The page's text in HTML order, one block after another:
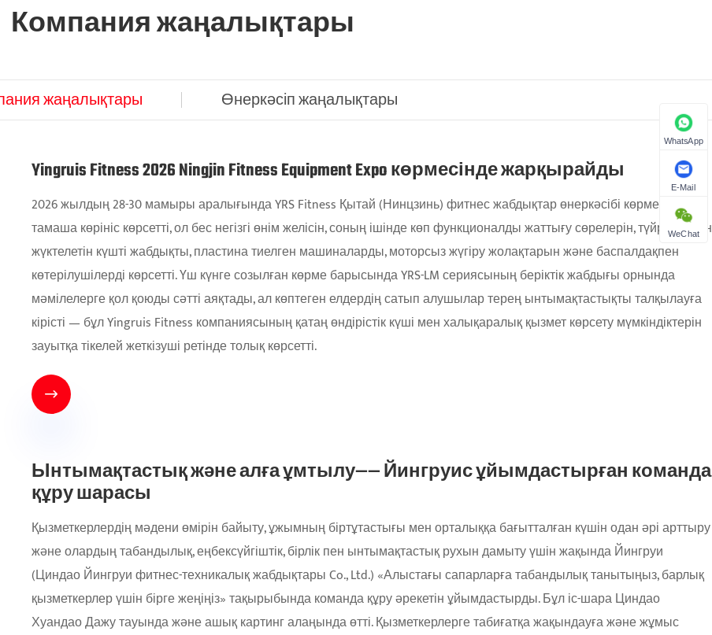
Компания жаңалықтары
жаңалықтары Өнеркәсіп жаңалықтары
Yingruis Fitness 2026 Ningjin Fitness Equipment Expo көрмесінде жарқырайды
2026 жылдың 28-30 мамыры аралығында YRS Fitness Қытай (Нинцзинь) фитнес жабдықтар өнеркәсібі көрмесінде
тамаша көрініс көрсетті, ол бес негізгі өнім желісін, соның ішінде көп функционалды жаттығу сөрелерін, түйреуішпен
жүктелетін күшті жабдықты, пластина тиелген машиналарды, моторсыз жүгіру жолақтарын және баспалдақпен
көтерілушілерді көрсетті. Үш күнге созылған көрме барысында YRS-LM сериясының беріктік жабдығы орнында
мәмілелерге қол қоюды сәтті аяқтады, ал көптеген елдердің сатып алушылар терең ынтымақтастықты талқылауға
кірісті — бұл Yingruis Fitness компаниясының қатаң өндірістік күші мен халықаралық қызмет көрсету мүмкіндіктерін
зауытқа тікелей жеткізуші ретінде толық көрсетті.

Ынтымақтастық және алға ұмтылу—— Йингруис ұйымдастырған команда
құру шарасы
Қызметкерлердің мәдени өмірін байыту, ұжымның біртұтастығы мен орталыққа бағытталған күшін одан әрі арттыру
және олардың табандылық, еңбексүйгіштік, бірлік пен ынтымақтастық рухын дамыту үшін жақында Йингруи
(Циндао Йингруи фитнес-техникалық жабдықтары Co., Ltd.) «Алыстағы сапарларға табандылық танытыңыз, барлық
қызметкерлер үшін бірге жеңіңіз» тақырыбында команда құру әрекетін ұйымдастырды. Бұл іс-шара Циндао
Хуандао Дажу тауында және ашық картинг алаңында өтті. Қызметкерлерге табиғатқа жақындауға және жұмыс
WhatsApp
E-Mail
WeChat